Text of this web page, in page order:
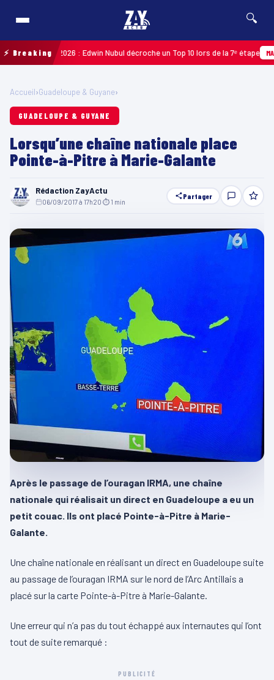
🔍
⚡ Breaking2026 : Edwin Nubul décroche un Top 10 lors de la 7ᵉ étape
Accueil›Guadeloupe & Guyane›
GUADELOUPE & GUYANE
Lorsqu’une chaîne nationale place
Pointe-à-Pitre à Marie-Galante
Rédaction ZayActu
06/09/2017 à 17h20 ⏱ 1 min
Partager
Après le passage de l’ouragan IRMA, une chaîne
nationale qui réalisait un direct en Guadeloupe a eu un
petit couac. Ils ont placé Pointe-à-Pitre à Marie-
Galante.
Une chaîne nationale en réalisant un direct en Guadeloupe suite
au passage de l’ouragan IRMA sur le nord de l’Arc Antillais a
placé sur la carte Pointe-à-Pitre à Marie-Galante.
Une erreur qui n’a pas du tout échappé aux internautes qui l’ont
tout de suite remarqué :
PUBLICITÉ